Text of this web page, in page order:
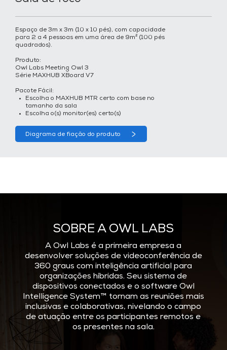
Espaço de 3m x 3m (10 x 10 pés), com capacidade
para 2 a 4 pessoas em uma área de 9m² (100 pés
quadrados).
Produto:
Owl Labs Meeting Owl 3
Série MAXHUB XBoard V7
Pacote Fácil:
Escolha o MAXHUB MTR certo com base no
tamanho da sala
Escolha o(s) monitor(es) certo(s)
Diagrama de fiação do produto
SOBRE A OWL LABS
A Owl Labs é a primeira empresa a
desenvolver soluções de videoconferência de
360 graus com inteligência artificial para
organizações híbridas. Seu sistema de
dispositivos conectados e o software Owl
Intelligence System™ tornam as reuniões mais
inclusivas e colaborativas, nivelando o campo
de atuação entre os participantes remotos e
os presentes na sala.